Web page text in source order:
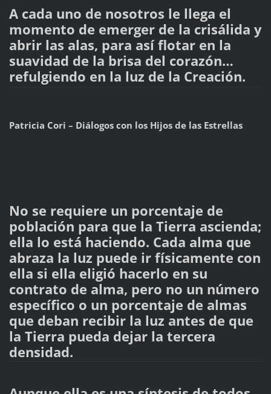
A cada uno de nosotros le llega el
momento de emerger de la crisálida y
abrir las alas, para así flotar en la
suavidad de la brisa del corazón…
refulgiendo en la luz de la Creación.
Patricia Cori – Diálogos con los Hijos de las Estrellas
No se requiere un porcentaje de
población para que la Tierra ascienda;
ella lo está haciendo. Cada alma que
abraza la luz puede ir físicamente con
ella si ella eligió hacerlo en su
contrato de alma, pero no un número
específico o un porcentaje de almas
que deban recibir la luz antes de que
la Tierra pueda dejar la tercera
densidad.